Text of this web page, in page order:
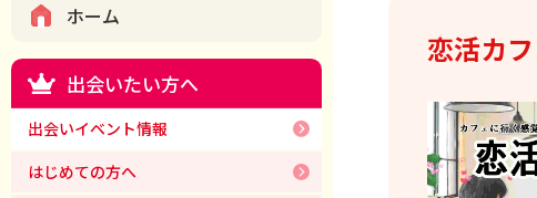
ホーム
出会いたい方へ
出会いイベント情報
はじめての方へ
恋活カ